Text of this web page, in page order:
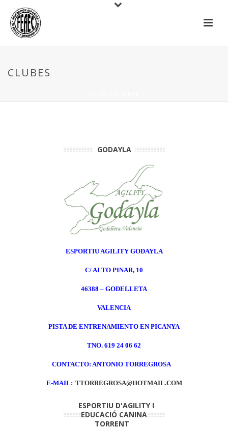
CLUBES
GODAYLA
ESPORTIU AGILITY GODAYLA
C/ ALTO PINAR, 10
46388 – GODELLETA
VALENCIA
PISTA DE ENTRENAMIENTO EN PICANYA
TNO. 619 24 06 62
CONTACTO: ANTONIO TORREGROSA
E-MAIL: TTORREGROSA@HOTMAIL.COM
ESPORTIU D'AGILITY I
EDUCACIÓ CANINA
TORRENT